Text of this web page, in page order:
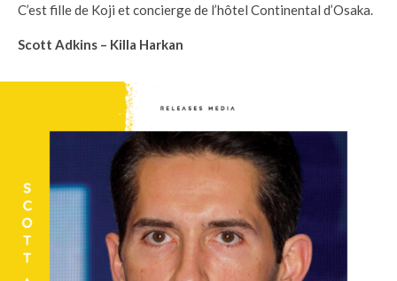
C’est fille de Koji et concierge de l’hôtel Continental d’Osaka.
Scott Adkins – Killa Harkan